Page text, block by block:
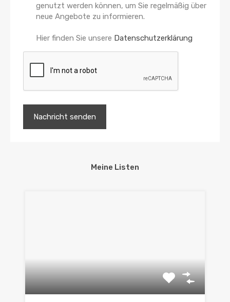
genutzt werden können, um Sie regelmäßig über
neue Angebote zu informieren.
Hier finden Sie unsere Datenschutzerklärung
Meine Listen